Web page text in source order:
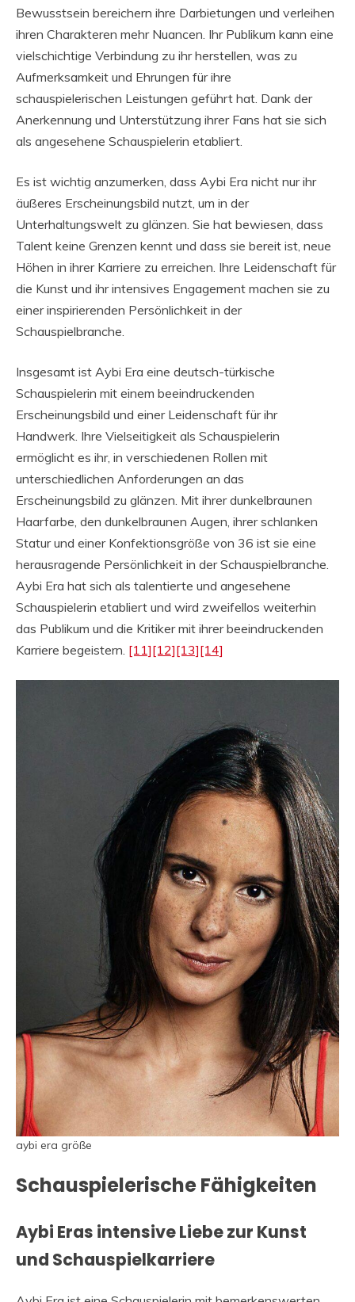
Bewusstsein bereichern ihre Darbietungen und verleihen
ihren Charakteren mehr Nuancen. Ihr Publikum kann eine
vielschichtige Verbindung zu ihr herstellen, was zu
Aufmerksamkeit und Ehrungen für ihre
schauspielerischen Leistungen geführt hat. Dank der
Anerkennung und Unterstützung ihrer Fans hat sie sich
als angesehene Schauspielerin etabliert.
Es ist wichtig anzumerken, dass Aybi Era nicht nur ihr
äußeres Erscheinungsbild nutzt, um in der
Unterhaltungswelt zu glänzen. Sie hat bewiesen, dass
Talent keine Grenzen kennt und dass sie bereit ist, neue
Höhen in ihrer Karriere zu erreichen. Ihre Leidenschaft für
die Kunst und ihr intensives Engagement machen sie zu
einer inspirierenden Persönlichkeit in der
Schauspielbranche.
Insgesamt ist Aybi Era eine deutsch-türkische
Schauspielerin mit einem beeindruckenden
Erscheinungsbild und einer Leidenschaft für ihr
Handwerk. Ihre Vielseitigkeit als Schauspielerin
ermöglicht es ihr, in verschiedenen Rollen mit
unterschiedlichen Anforderungen an das
Erscheinungsbild zu glänzen. Mit ihrer dunkelbraunen
Haarfarbe, den dunkelbraunen Augen, ihrer schlanken
Statur und einer Konfektionsgröße von 36 ist sie eine
herausragende Persönlichkeit in der Schauspielbranche.
Aybi Era hat sich als talentierte und angesehene
Schauspielerin etabliert und wird zweifellos weiterhin
das Publikum und die Kritiker mit ihrer beeindruckenden
Karriere begeistern. [11][12][13][14]
aybi era größe
Schauspielerische Fähigkeiten
Aybi Eras intensive Liebe zur Kunst
und Schauspielkarriere